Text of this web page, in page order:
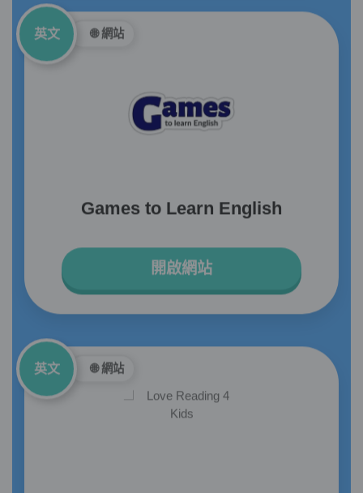
英文 🌐 網站
Games to Learn English
開啟網站
英文 🌐 網站